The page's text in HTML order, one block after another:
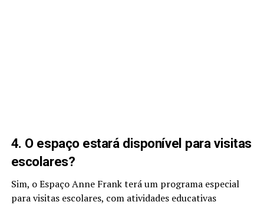
4. O espaço estará disponível para visitas
escolares?
Sim, o Espaço Anne Frank terá um programa especial
para visitas escolares, com atividades educativas